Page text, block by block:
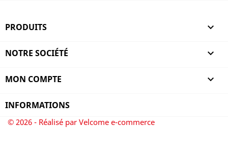
PRODUITS 
NOTRE SOCIÉTÉ 
MON COMPTE 
INFORMATIONS
© 2026 - Réalisé par Velcome e-commerce